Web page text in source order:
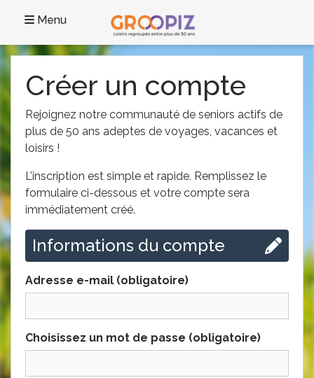
Menu
Créer un compte
Rejoignez notre communauté de seniors actifs de
plus de 50 ans adeptes de voyages, vacances et
loisirs !
L’inscription est simple et rapide. Remplissez le
formulaire ci-dessous et votre compte sera
immédiatement créé.
Informations du compte
Adresse e-mail (obligatoire)
Choisissez un mot de passe (obligatoire)